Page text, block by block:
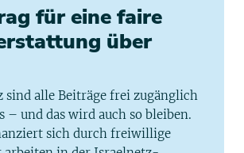
für eine faire
über
sind alle Beiträge frei zugänglich
– und das wird auch so bleiben.
sich durch freiwillige